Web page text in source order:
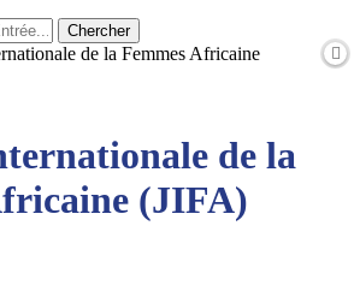
Chercher
de la Femmes Africaine
de la
(JIFA)